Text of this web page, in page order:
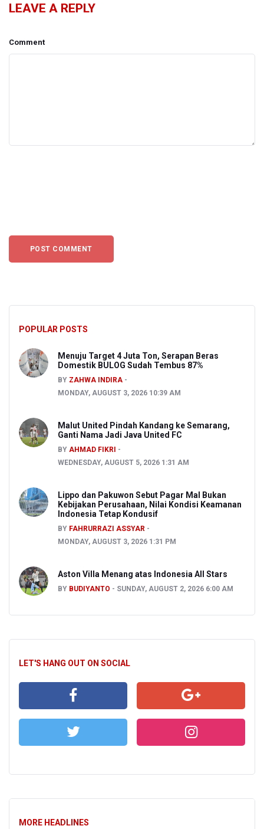
LEAVE A REPLY
Comment
POPULAR POSTS
Menuju Target 4 Juta Ton, Serapan Beras
Domestik BULOG Sudah Tembus 87%
BY ZAHWA INDIRA
MONDAY, AUGUST 3, 2026 10:39 AM
Malut United Pindah Kandang ke Semarang,
Ganti Nama Jadi Java United FC
BY AHMAD FIKRI
WEDNESDAY, AUGUST 5, 2026 1:31 AM
Lippo dan Pakuwon Sebut Pagar Mal Bukan
Kebijakan Perusahaan, Nilai Kondisi Keamanan
Indonesia Tetap Kondusif
BY FAHRURRAZI ASSYAR
MONDAY, AUGUST 3, 2026 1:31 PM
Aston Villa Menang atas Indonesia All Stars
BY BUDIYANTO SUNDAY, AUGUST 2, 2026 6:00 AM
LET'S HANG OUT ON SOCIAL
MORE HEADLINES